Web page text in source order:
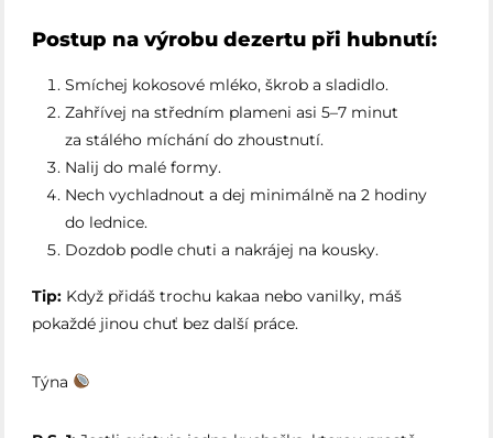
Postup na výrobu dezertu při hubnutí:
Smíchej kokosové mléko, škrob a sladidlo.
Zahřívej na středním plameni asi 5–7 minut
za stálého míchání do zhoustnutí.
Nalij do malé formy.
Nech vychladnout a dej minimálně na 2 hodiny
do lednice.
Dozdob podle chuti a nakrájej na kousky.
Tip: Když přidáš trochu kakaa nebo vanilky, máš
pokaždé jinou chuť bez další práce.
Týna